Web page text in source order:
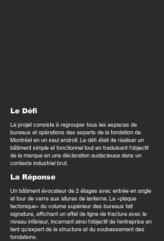
Le Défi
Le projet consiste à regrouper tous les espaces de
bureaux et opérations des experts de la fondation de
Montréal en un seul endroit. Le défi était de réaliser un
bâtiment simple et fonctionnel tout en traduisant l'objectif
de la marque en une déclaration audacieuse dans un
contexte industriel brut.
La Réponse
Un bâtiment évocateur de 2 étages avec entrée en angle
et tour de verre aux allures de lanterne. La «plaque
tectonique» du volume supérieur des bureaux fait
signature, affichant un effet de ligne de fracture avec le
niveau inférieur, incarnant ainsi l'objectif de l'entreprise en
tant qu'expert de la structure et du soubassement des
fondations.